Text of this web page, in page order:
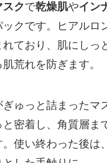
クで乾燥肌やイン
クです。ヒアルロ
れており、肌にしっ
荒れを防ぎます。
ゅっと詰まったマ
密着し、角質層ま
使い終わった後は